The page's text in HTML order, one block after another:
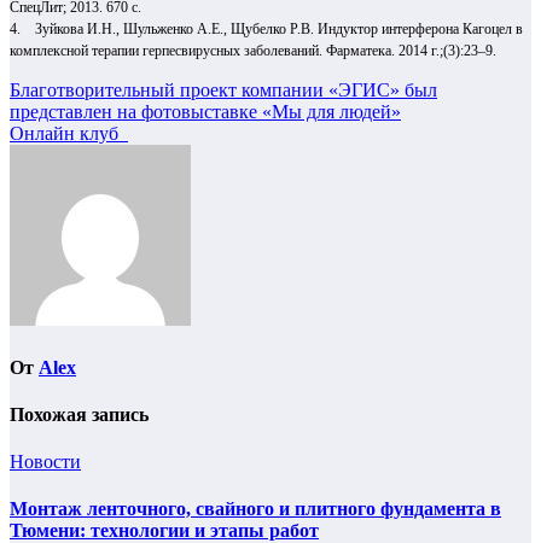
СпецЛит; 2013. 670 с.
4. Зуйкова И.Н., Шульженко А.Е., Щубелко Р.В. Индуктор интерферона Кагоцел в
комплексной терапии герпесвирусных заболеваний. Фарматека. 2014 г.;(3):23–9.
Навигация
по
Благотворительный проект компании «ЭГИС» был
представлен на фотовыставке «Мы для людей»
Онлайн клуб
От Alex
Похожая запись
Новости
Монтаж ленточного, свайного и плитного фундамента в
Тюмени: технологии и этапы работ